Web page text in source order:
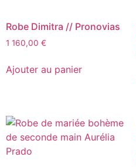
Robe Dimitra // Pronovias
1 160,00 €
Ajouter au panier